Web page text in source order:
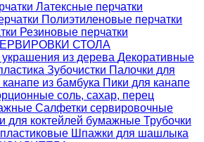
Латексные перчатки
Полиэтиленовые перчатки
Резиновые перчатки
СТОЛА
из дерева Декоративные
Зубочистки Палочки для
из бамбука Пики для канапе
соль, сахар, перец
Салфетки сервировочные
для коктейлей бумажные Трубочки
Шпажки для шашлыка